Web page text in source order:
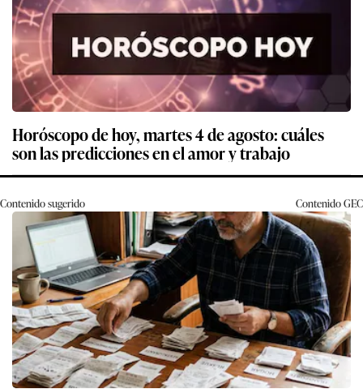
Horóscopo de hoy, martes 4 de agosto: cuáles
son las predicciones en el amor y trabajo
Contenido sugerido ContenidoGEC